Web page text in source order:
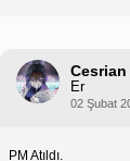
Cesrian
Er
02 Şubat
PM Atıldı.